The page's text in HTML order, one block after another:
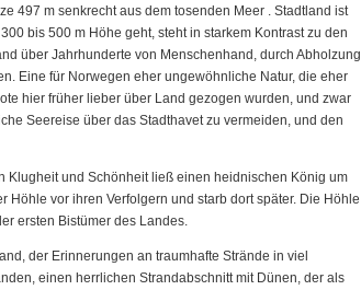
497 m senkrecht aus dem tosenden Meer . Stadtland ist
bis 500 m Höhe geht, steht in starkem Kontrast zu den
über Jahrhunderte von Menschenhand, durch Abholzung
Eine für Norwegen eher ungewöhnliche Natur, die eher
hier früher lieber über Land gezogen wurden, und zwar
Seereise über das Stadthavet zu vermeiden, und den
Klugheit und Schönheit ließ einen heidnischen König um
vor ihren Verfolgern und starb dort später. Die Höhle
ersten Bistümer des Landes.
der Erinnerungen an traumhafte Strände in viel
einen herrlichen Strandabschnitt mit Dünen, der als